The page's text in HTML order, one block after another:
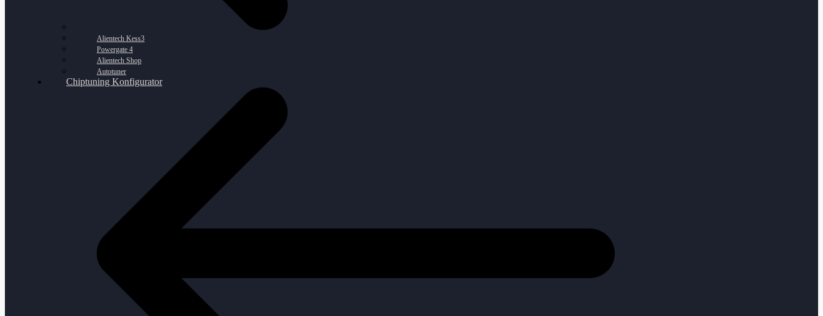
Alientech Kess3
Powergate 4
Alientech Shop
Autotuner
Chiptuning Konfigurator